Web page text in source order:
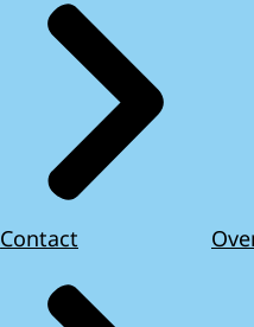
Contact